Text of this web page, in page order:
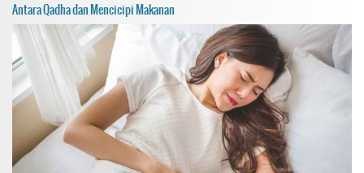
Antara Qadha dan Mencicipi Makanan